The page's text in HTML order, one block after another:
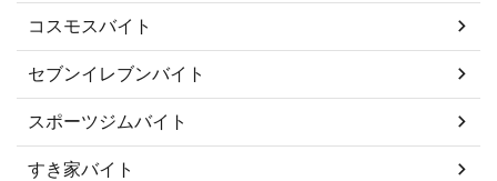
コスモスバイト
セブンイレブンバイト
スポーツジムバイト
すき家バイト